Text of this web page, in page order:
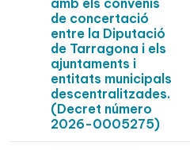
amb els convenis
de concertació
entre la Diputació
de Tarragona i els
ajuntaments i
entitats municipals
descentralitzades.
(Decret número
2026-0005275)